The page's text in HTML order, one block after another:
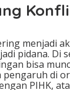
menjadi
pidana. Di
bisa
di
PIHK,